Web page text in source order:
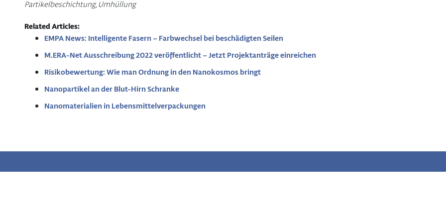
Partikelbeschichtung, Umhüllung
Related Articles:
EMPA News: Intelligente Fasern – Farbwechsel bei beschädigten Seilen
M.ERA-Net Ausschreibung 2022 veröffentlicht – Jetzt Projektanträge einreichen
Risikobewertung: Wie man Ordnung in den Nanokosmos bringt
Nanopartikel an der Blut-Hirn Schranke
Nanomaterialien in Lebensmittelverpackungen